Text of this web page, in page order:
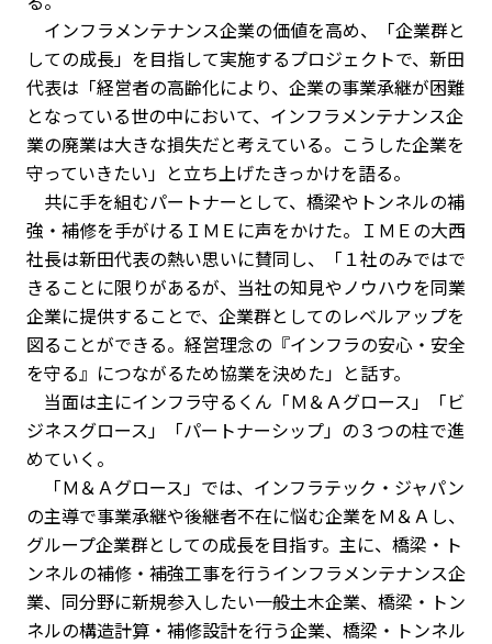
インフラメンテナンス企業の価値を高め、「企業群と
しての成長」を目指して実施するプロジェクトで、新田
代表は「経営者の高齢化により、企業の事業承継が困難
となっている世の中において、インフラメンテナンス企
業の廃業は大きな損失だと考えている。こうした企業を
守っていきたい」と立ち上げたきっかけを語る。
共に手を組むパートナーとして、橋梁やトンネルの補
強・補修を手がけるＩＭＥに声をかけた。ＩＭＥの大西
社長は新田代表の熱い思いに賛同し、「１社のみではで
きることに限りがあるが、当社の知見やノウハウを同業
企業に提供することで、企業群としてのレベルアップを
図ることができる。経営理念の『インフラの安心・安全
を守る』につながるため協業を決めた」と話す。
当面は主にインフラ守るくん「Ｍ＆Ａグロース」「ビ
ジネスグロース」「パートナーシップ」の３つの柱で進
めていく。
「Ｍ＆Ａグロース」では、インフラテック・ジャパン
の主導で事業承継や後継者不在に悩む企業をＭ＆Ａし、
グループ企業群としての成長を目指す。主に、橋梁・ト
ンネルの補修・補強工事を行うインフラメンテナンス企
業、同分野に新規参入したい一般土木企業、橋梁・トン
ネルの構造計算・補修設計を行う企業、橋梁・トンネル